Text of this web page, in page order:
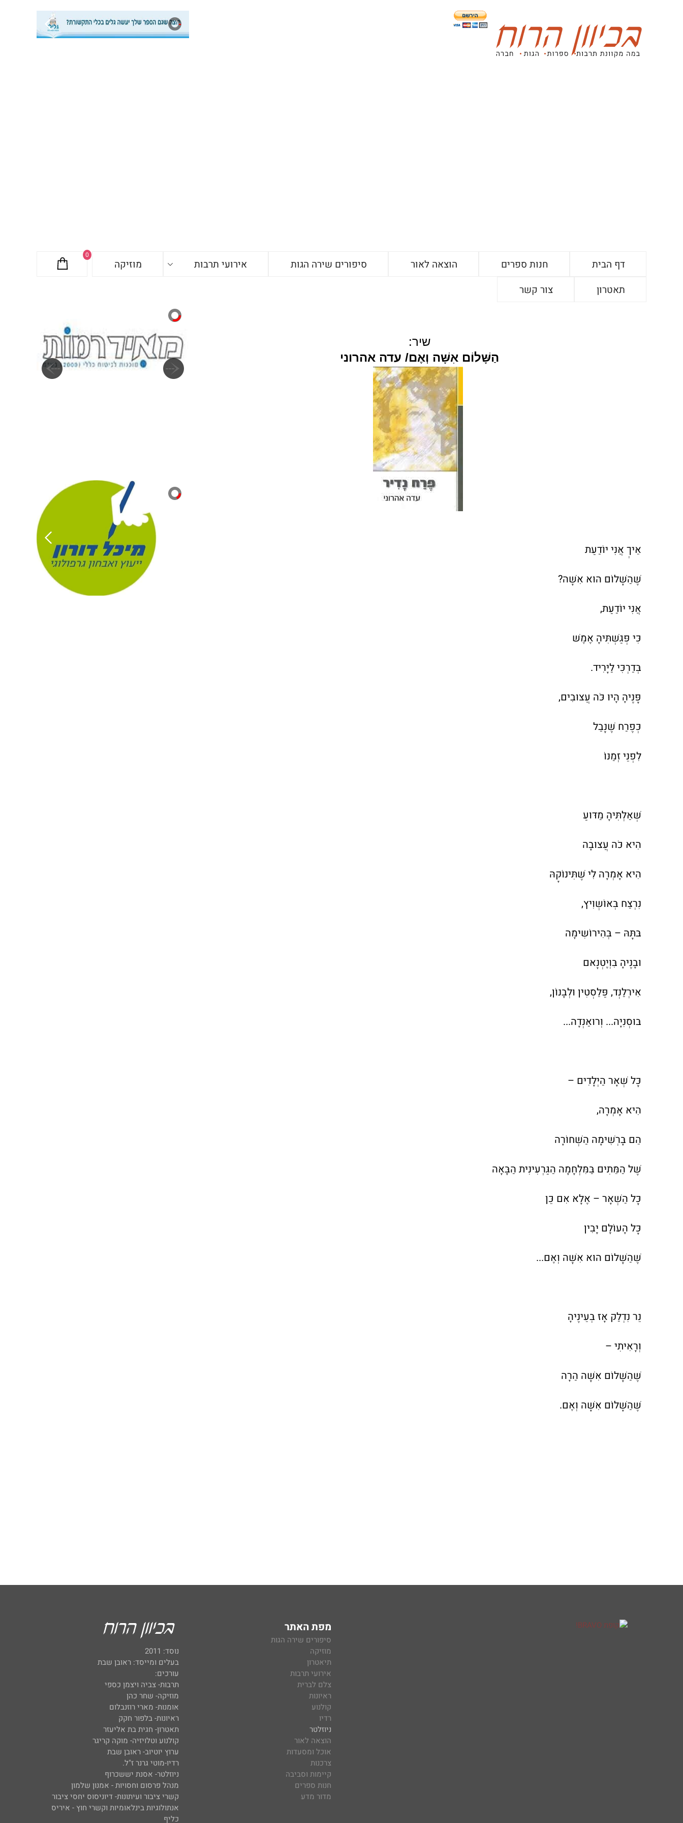
0
דף הבית חנות ספרים הוצאה לאור סיפורים שירה הגות אירועי תרבות
מוזיקה
תאטרון
צור קשר
שיר:
הַשָּׁלוֹם אִשָּׁה וְאֶם/ עדה אהרוני
אֵיךְ אֲנִי יוֹדַעַת
שֶׁהַשָּׁלוֹם הוּא אִשָּׁה?
אֲנִי יוֹדַעַת,
כִּי פְּגַשְׁתִּיהָ אֶמֶשׁ
בְּדַרְכִּי לַיָּרִיד.
פָּנֶיהָ הָיוּ כֹּה עֲצוּבִים,
כְּפֶרַח שֶׁנָבַל
לִפְנֵי זְמַנּוֹ
שְׁאַלְתִּיהָ מַדּוּעַ
הִיא כֹּה עֲצוּבָה
הִיא אָמְרָה לִי שֶׁתִּינוֹקָהּ
נִרְצַח בְּאוֹשְוִיץ,
בּתָּהּ – בְּהִירוֹשִימָה
וּבָנֶיהָ בִּוְיֶטְנָאם
אִירְלַנְד, פַּלֵסְטִין וּלְבָנוֹן,
בּוּסְנִיָה... וְרוּאַנְדָה...
כָּל שְׁאָר הַיְּלָדִים –
הִיא אָמְרָה,
הֵם בָּרְשִׁימָה הַשְּׁחוֹרָה
שֶׁל הַמֵּתִים בַּמִּלְחָמָה הַגַּרְעִינִית הַבָּאָה
כָּל הַשְּׁאָר – אֶלָא אִם כֵּן
כָּל הָעוֹלָם יָבִין
שֶׁהַשָּׁלוֹם הוּא אִשָּׁה וְאֶם...
נֵר נִדְלַק אָז בְּעֵינֶיהָ
וְרָאִיתִי –
שֶׁהַשָּׁלוֹם אִשָּׁה הַרָה
שֶׁהַשָּׁלוֹם אִשָּׁה וְאֶם.
מפת האתר
סיפורים שירה הגות
מוזיקה
תיאטרון
אירועי תרבות
צלם לברית
ראיונות
קולנוע
רדיו
ניוזלטר
הוצאה לאור
אוכל ומסעדות
צרכנות
קיימות וסביבה
חנות ספרים
מדור מדע
נוסד: 2011
בעלים ומייסד: ראובן שבת
עורכים:
תרבות- צביה ויצמן כספי
מוזיקה- שחר כהן
אומנות- מארי רוזנבלום
ראיונות- בלפור חקק
תאטרון- חגית בת אליעזר
קולנוע וטלויזיה- מוקה קריגר
ערוץ יוטיוב- ראובן שבת
רדיו-מוטי גרנר ז"ל.
ניוזלטר- אסנת יששכרוף
מנהל פרסום וחסויות - אמנון שלמון
קשרי ציבור ועיתונות- דיוניסוס יחסי ציבור
אנתולוגיות בינלאומיות וקשרי חוץ - איריס
כליף